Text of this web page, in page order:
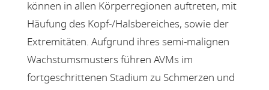
können in allen Körperregionen auftreten, mit
Häufung des Kopf-/Halsbereiches, sowie der
Extremitäten. Aufgrund ihres semi-malignen
Wachstumsmusters führen AVMs im
fortgeschrittenen Stadium zu Schmerzen und